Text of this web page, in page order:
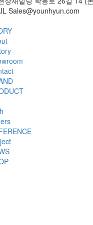
Sales@younhyun.com